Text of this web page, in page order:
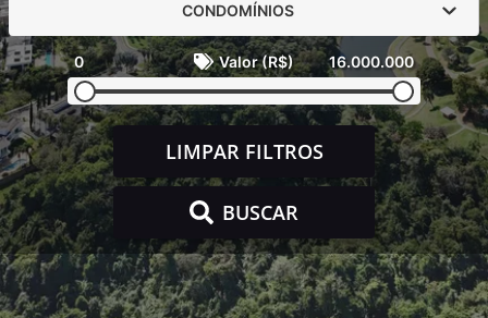
CONDOMÍNIOS
0 Valor (R$) 16.000.000
LIMPAR FILTROS
BUSCAR